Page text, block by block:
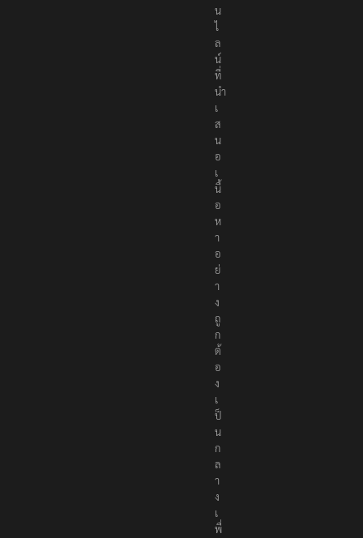
น์
ที่
นำ
เ
ส
น
อ
เ
นื้
อ
ห
า
อ
ย่
า
ง
ถู
ก
ต้
อ
ง
เ
ป็
น
ก
ล
า
ง
เ
พื่
อ
สั
ง